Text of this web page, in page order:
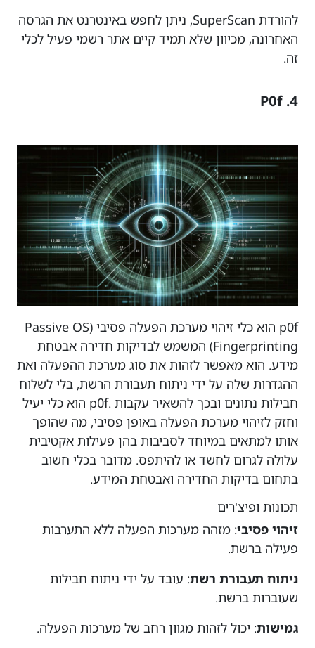
להורדת SuperScan, ניתן לחפש באינטרנט את הגרסה
האחרונה, מכיוון שלא תמיד קיים אתר רשמי פעיל לכלי
זה.
4. P0f
p0f הוא כלי זיהוי מערכת הפעלה פסיבי (Passive OS
Fingerprinting) המשמש לבדיקות חדירה אבטחת
מידע. הוא מאפשר לזהות את סוג מערכת ההפעלה ואת
ההגדרות שלה על ידי ניתוח תעבורת הרשת, בלי לשלוח
חבילות נתונים ובכך להשאיר עקבות .p0f הוא כלי יעיל
וחזק לזיהוי מערכת הפעלה באופן פסיבי, מה שהופך
אותו למתאים במיוחד לסביבות בהן פעילות אקטיבית
עלולה לגרום לחשד או להיתפס. מדובר בכלי חשוב
בתחום בדיקות החדירה ואבטחת המידע.
תכונות ופיצ'רים
זיהוי פסיבי: מזהה מערכות הפעלה ללא התערבות
פעילה ברשת.
ניתוח תעבורת רשת: עובד על ידי ניתוח חבילות
שעוברות ברשת.
גמישות: יכול לזהות מגוון רחב של מערכות הפעלה.